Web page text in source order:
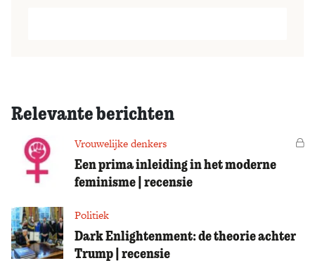
Relevante berichten
Vrouwelijke denkers
Een prima inleiding in het moderne
feminisme | recensie
Politiek
Dark Enlightenment: de theorie achter
Trump | recensie